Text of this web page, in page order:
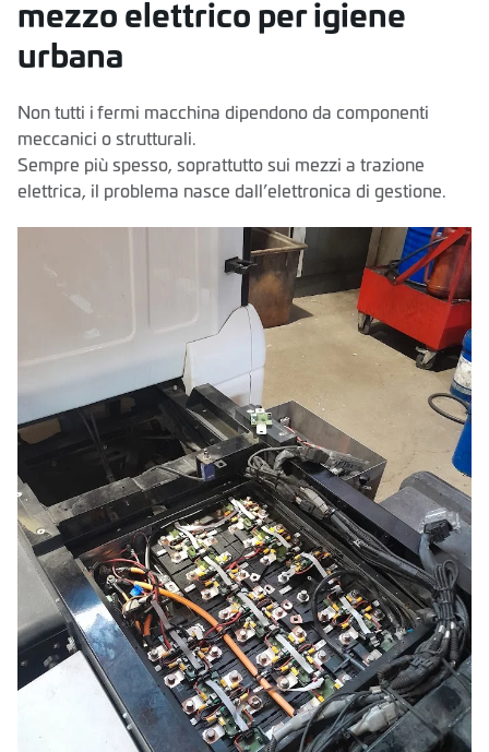
mezzo elettrico per igiene
urbana
Non tutti i fermi macchina dipendono da componenti
meccanici o strutturali.
Sempre più spesso, soprattutto sui mezzi a trazione
elettrica, il problema nasce dall’elettronica di gestione.